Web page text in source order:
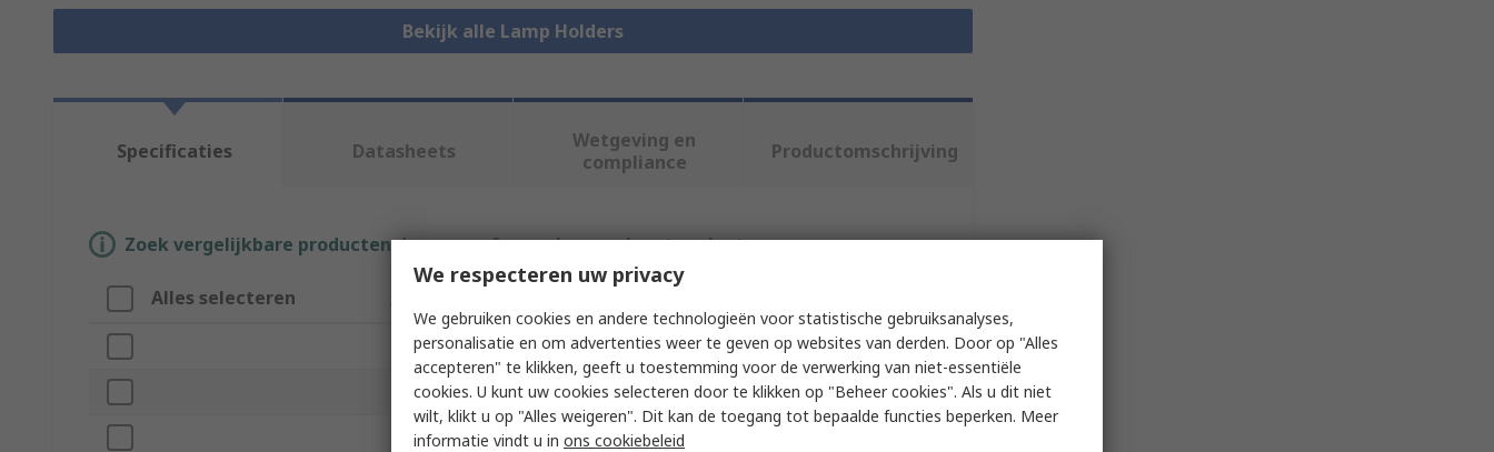
Bekijk alle Lamp Holders
Specificaties Datasheets
Wetgeving en
compliance
Productomschrijving
Zoek vergelijkbare producten door een of meer kenmerken te selecteren.
Alles selecteren
Merk Vossloh
Product Type Lamp Holder
Base G23
We respecteren uw privacy
We gebruiken cookies en andere technologieën voor statistische gebruiksanalyses,
personalisatie en om advertenties weer te geven op websites van derden. Door op "Alles
accepteren" te klikken, geeft u toestemming voor de verwerking van niet-essentiële
cookies. U kunt uw cookies selecteren door te klikken op "Beheer cookies". Als u dit niet
wilt, klikt u op "Alles weigeren". Dit kan de toegang tot bepaalde functies beperken. Meer
informatie vindt u in ons cookiebeleid